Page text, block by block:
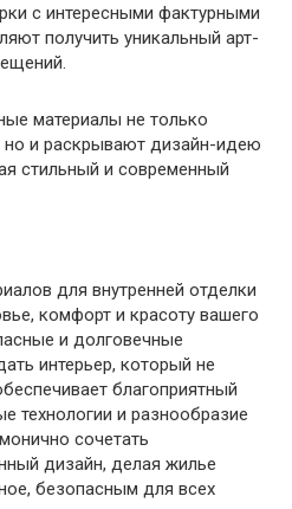
с интересными фактурными
получить уникальный арт-
материалы не только
и раскрывают дизайн-идею
стильный и современный
для внутренней отделки
комфорт и красоту вашего
и долговечные
интерьер, который не
благоприятный
технологии и разнообразие
сочетать
дизайн, делая жилье
безопасным для всех